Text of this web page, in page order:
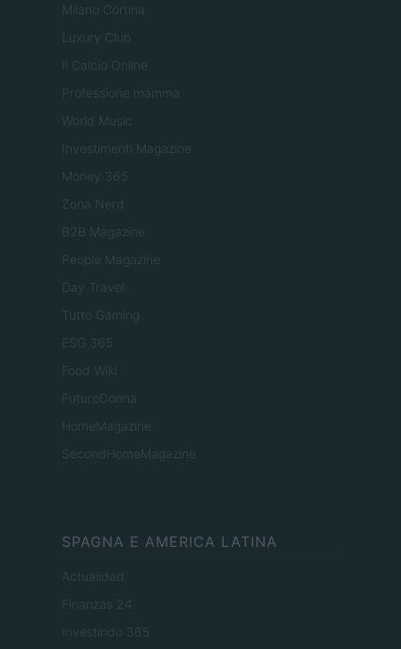
Milano Cortina
Luxury Club
Il Calcio Online
Professione mamma
World Music
Investimenti Magazine
Money 365
Zona Nerd
B2B Magazine
People Magazine
Day Travel
Tutto Gaming
ESG 365
Food Wiki
FuturoDonna
HomeMagazine
SecondHomeMagazine
SPAGNA E AMERICA LATINA
Actualidad
Finanzas 24
Investindo 365